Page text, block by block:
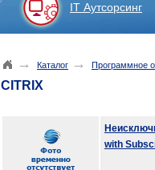
IT Аутсорсинг
→ Каталог → Программное
CITRIX
with